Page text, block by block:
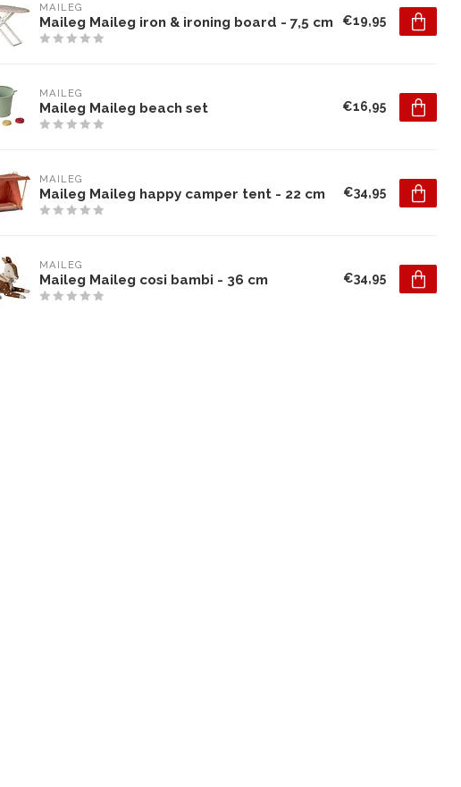
MAILEG
Maileg Maileg iron & ironing board - 7,5 cm €19,95
MAILEG
Maileg Maileg beach set €16,95
MAILEG
Maileg Maileg happy camper tent - 22 cm €34,95
MAILEG
Maileg Maileg cosi bambi - 36 cm €34,95